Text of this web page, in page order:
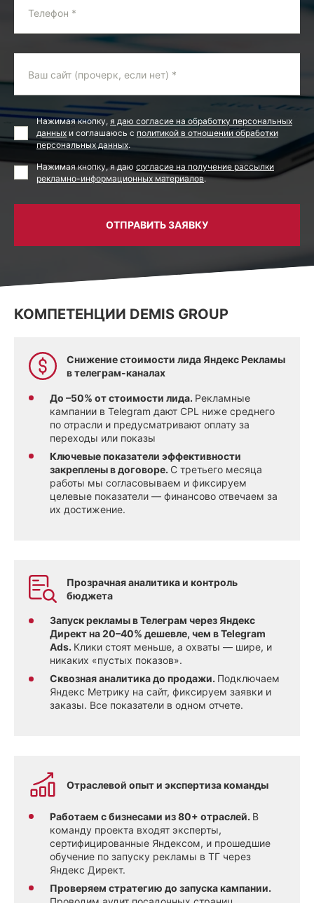
Телефон *
Ваш сайт (прочерк, если нет) *
Нажимая кнопку, я даю согласие на обработку персональных
данных и соглашаюсь с политикой в отношении обработки
персональных данных.
Нажимая кнопку, я даю согласие на получение рассылки
рекламно-информационных материалов.
ОТПРАВИТЬ ЗАЯВКУ
КОМПЕТЕНЦИИ DEMIS GROUP
Снижение стоимости лида Яндекс Рекламы
в телеграм-каналах
До –50% от стоимости лида. Рекламные
кампании в Telegram дают CPL ниже среднего
по отрасли и предусматривают оплату за
переходы или показы
Ключевые показатели эффективности
закреплены в договоре. С третьего месяца
работы мы согласовываем и фиксируем
целевые показатели — финансово отвечаем за
их достижение.
Прозрачная аналитика и контроль
бюджета
Запуск рекламы в Телеграм через Яндекс
Директ на 20–40% дешевле, чем в Telegram
Ads. Клики стоят меньше, а охваты — шире, и
никаких «пустых показов».
Сквозная аналитика до продажи. Подключаем
Яндекс Метрику на сайт, фиксируем заявки и
заказы. Все показатели в одном отчете.
Отраслевой опыт и экспертиза команды
Работаем с бизнесами из 80+ отраслей. В
команду проекта входят эксперты,
сертифицированные Яндексом, и прошедшие
обучение по запуску рекламы в ТГ через
Яндекс Директ.
Проверяем стратегию до запуска кампании.